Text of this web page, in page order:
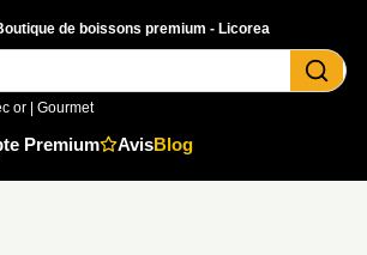
de boissons premium - Licorea
or| Gourmet
Premium AvisBlog